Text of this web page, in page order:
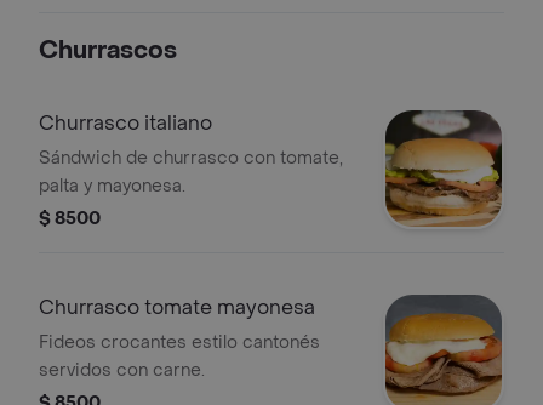
Churrascos
Churrasco italiano
Sándwich de churrasco con tomate,
palta y mayonesa.
$ 8500
Churrasco tomate mayonesa
Fideos crocantes estilo cantonés
servidos con carne.